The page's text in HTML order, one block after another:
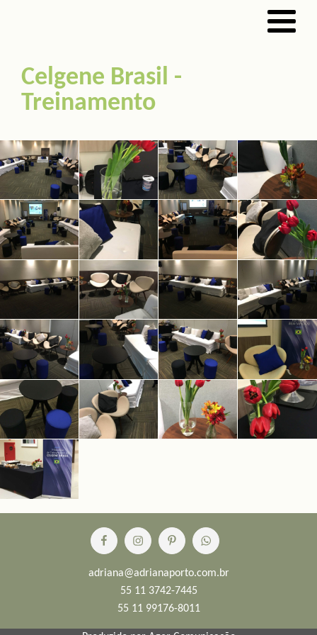
Celgene Brasil -
Treinamento
adriana@adrianaporto.com.br
55 11 3742-7445
55 11 99176-8011